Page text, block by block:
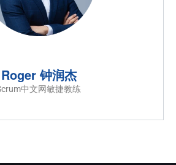
Roger 钟润杰
中文网敏捷教练